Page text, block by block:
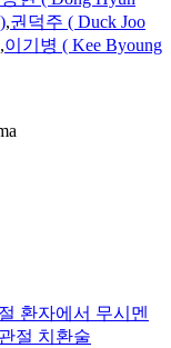
,권덕주 ( Duck Joo
,이기병 ( Kee Byoung
환자에서 무시멘
절 치환술